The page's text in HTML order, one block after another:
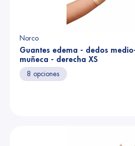
Norco
Guantes edema - dedos
muñeca - derecha XS
8 opciones